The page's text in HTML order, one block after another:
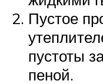
Пустое
пустоты
пеной.